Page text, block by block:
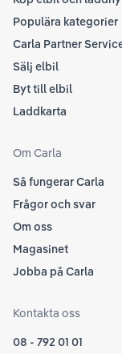
Populära kategorier
Carla Partner
Sälj elbil
Byt till elbil
Laddkarta
Om Carla
Så fungerar Carla
Frågor och svar
Om oss
Magasinet
Jobba på Carla
Kontakta oss
08 - 792 01 01